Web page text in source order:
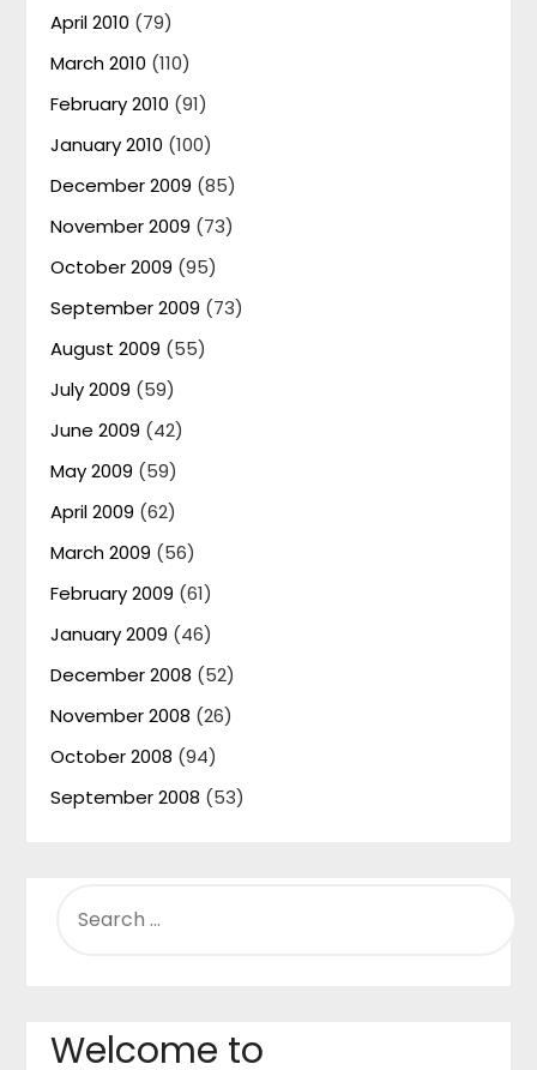
April 2010 (79)
March 2010 (110)
February 2010 (91)
January 2010 (100)
December 2009 (85)
November 2009 (73)
October 2009 (95)
September 2009 (73)
August 2009 (55)
July 2009 (59)
June 2009 (42)
May 2009 (59)
April 2009 (62)
March 2009 (56)
February 2009 (61)
January 2009 (46)
December 2008 (52)
November 2008 (26)
October 2008 (94)
September 2008 (53)
FOR:
Welcome to